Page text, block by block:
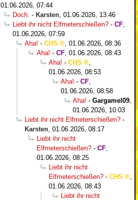
01.06.2026, 07:44
Doch. - Karsten 01.06.2026, 13:46
Liebt ihr nicht Elfmeterschießen? - CF
01.06.2026, 07:59
Aha! - CHS
01.06.2026, 08:36
Aha! - CF 01.06.2026, 08:43
Aha! - CHS
01.06.2026, 08:53
Aha! - CF
01.06.2026, 08:58
Aha! - Gargamel09
01.06.2026, 10:03
Liebt ihr nicht Elfmeterschießen? -
Karsten 01.06.2026, 08:17
Liebt ihr nicht
Elfmeterschießen? - CF
01.06.2026, 08:25
Liebt ihr nicht
Elfmeterschießen? - CHS
01.06.2026, 08:43
Liebt ihr nicht